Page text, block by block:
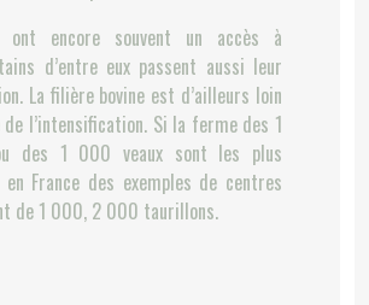
encore souvent un accès à
d’entre eux passent aussi leur
La filière bovine est d’ailleurs loin
de l’intensification. Si la ferme des 1
des 1 000 veaux sont les plus
France des exemples de centres
de 1 000, 2 000 taurillons.